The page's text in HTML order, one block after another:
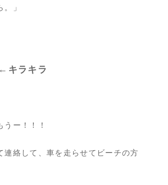
」
キラキラ
ー！！！
連絡して、車を走らせてビーチの方